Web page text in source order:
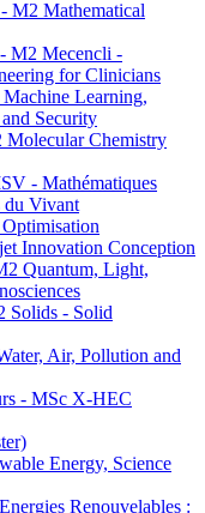
Mathematical
M2 Mecencli -
for Clinicians
Learning,
Security
Chemistry
- Mathématiques
du Vivant
Innovation Conception
Quantum, Light,
Solids - Solid
Air, Pollution and
- MSc X-HEC
Energy, Science
Renouvelables :